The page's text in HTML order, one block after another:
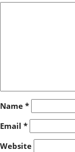
Name *
Email *
Website